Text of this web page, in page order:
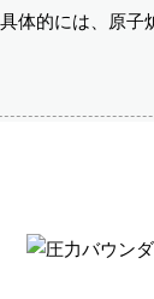
体的には、原子